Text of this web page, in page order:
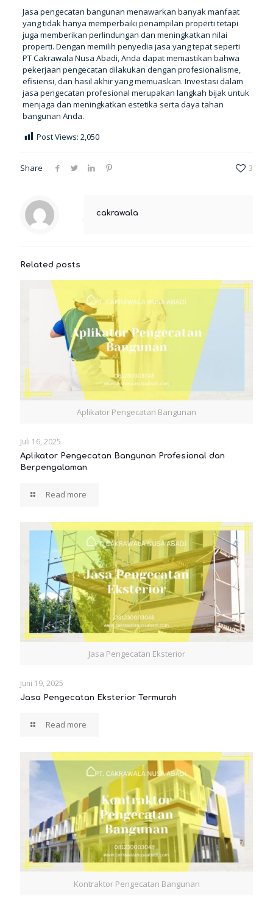
Jasa pengecatan bangunan menawarkan banyak manfaat
yang tidak hanya memperbaiki penampilan properti tetapi
juga memberikan perlindungan dan meningkatkan nilai
properti. Dengan memilih penyedia jasa yang tepat seperti
PT Cakrawala Nusa Abadi, Anda dapat memastikan bahwa
pekerjaan pengecatan dilakukan dengan profesionalisme,
efisiensi, dan hasil akhir yang memuaskan. Investasi dalam
jasa pengecatan profesional merupakan langkah bijak untuk
menjaga dan meningkatkan estetika serta daya tahan
bangunan Anda.
Post Views: 2,050
Share 3
cakrawala
Related posts
Aplikator Pengecatan Bangunan
Juli 16, 2025
Aplikator Pengecatan Bangunan Profesional dan
Berpengalaman
Read more
Jasa Pengecatan Eksterior
Juni 19, 2025
Jasa Pengecatan Eksterior Termurah
Read more
Kontraktor Pengecatan Bangunan